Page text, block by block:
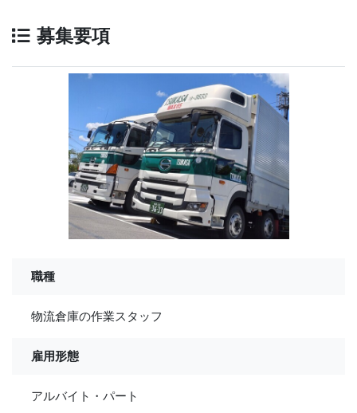
募集要項
職種
物流倉庫の作業スタッフ
雇用形態
アルバイト・パート